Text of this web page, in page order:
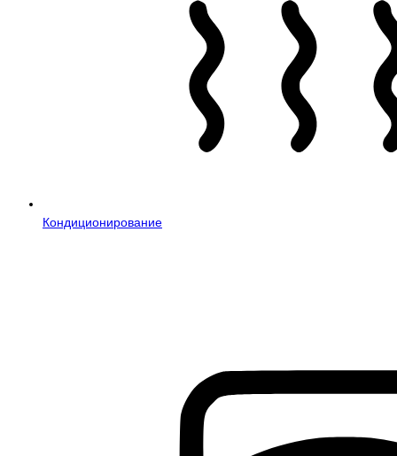
Кондиционирование